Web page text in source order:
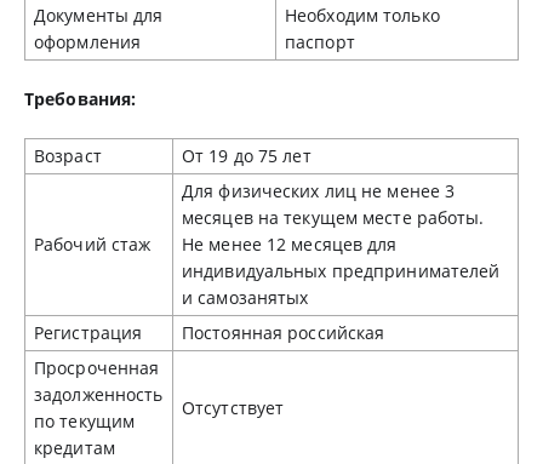
Документы для
оформления
Необходим только
паспорт
Требования:
Возраст От 19 до 75 лет
Рабочий стаж
Для физических лиц не менее 3
месяцев на текущем месте работы.
Не менее 12 месяцев для
индивидуальных предпринимателей
и самозанятых
Регистрация
Постоянная российская
Просроченная
задолженность
по текущим
кредитам
Отсутствует